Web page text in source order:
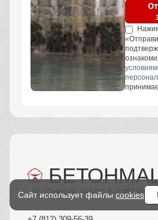
БЕТОННЫЙ ЗАВОД В
Сайт использует файлы cookies